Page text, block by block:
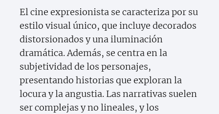
El cine expresionista se caracteriza por su
estilo visual único, que incluye decorados
distorsionados y una iluminación
dramática. Además, se centra en la
subjetividad de los personajes,
presentando historias que exploran la
locura y la angustia. Las narrativas suelen
ser complejas y no lineales, y los